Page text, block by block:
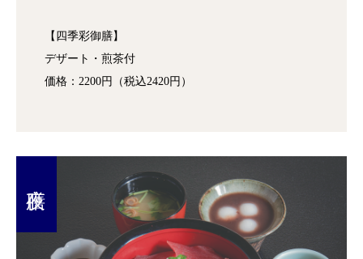
【四季彩御膳】
デザート・煎茶付
価格：2200円（税込2420円）